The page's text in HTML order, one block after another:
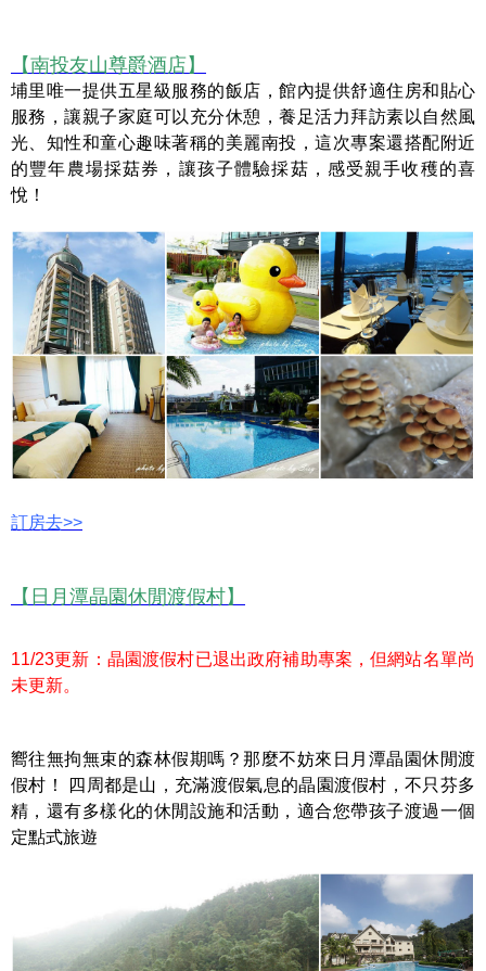
【南投友山尊爵酒店】
埔里唯一提供五星級服務的飯店，館內提供舒適住房和貼心
服務，讓親子家庭可以充分休憩，養足活力拜訪素以自然風
光、知性和童心趣味著稱的美麗南投，這次專案還搭配附近
的豐年農場採菇券，讓孩子體驗採菇，感受親手收穫的喜
悅！
訂房去>>
【日月潭晶園休閒渡假村】
11/23更新：晶園渡假村已退出政府補助專案，但網站名單尚
未更新。
嚮往無拘無束的森林假期嗎？那麼不妨來日月潭晶園休閒渡
假村！ 四周都是山，充滿渡假氣息的晶園渡假村，不只芬多
精，還有多樣化的休閒設施和活動，適合您帶孩子渡過一個
定點式旅遊